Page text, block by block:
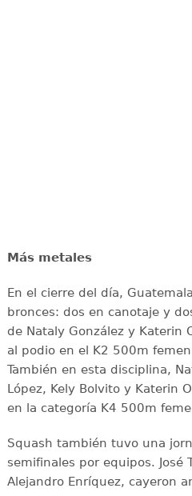
Más metales
En el cierre del día,
bronces: dos en canotaje y
de Nataly González y Katerin
al podio en el K2 500m
También en esta disciplina,
López, Kely Bolvito y Katerin
en la categoría K4 500m
Squash también tuvo una
semifinales por equipos. José
Alejandro Enríquez, cayeron